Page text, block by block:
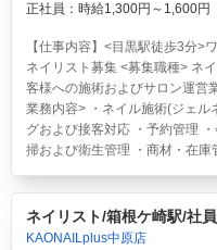
正社員：時給1,300円～1,600円
【仕事内容】<目黒駅徒歩3分>
ネイリスト募集 <募集職種> ネ
客様への施術およびサロン運営
業務内容> ・ネイル施術(ジェル
グおよび接客対応 ・予約管理
掃および衛生管理 ・商材・在庫
ネイリスト/箱根ケ崎駅/社
KAONAILplus中原店